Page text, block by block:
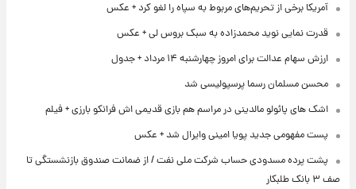
آمریکا برخی از تحریم‌های مربوط به سپاه را لغو کرد + عکس
قدرت نمایی نوید محمدزاده به سبک بروس لی + عکس
ارزش سهام عدالت برای امروز چهارشنبه ۱۴ مرداد + جدول
محسن مسلمان رسما پرسپولیسی شد
اشک های پائولو مالدینی در مراسم هم بازی قدیمی اش فرانکو بارزی + فیلم
پست مفهومی جدید پویا امینی وایرال شد + عکس
پشت پرده‌ مسدودی حساب شرکت ملی نفت / از ضمانت صندوق بازنشستگی تا
صف ۳ بانک طلبکار